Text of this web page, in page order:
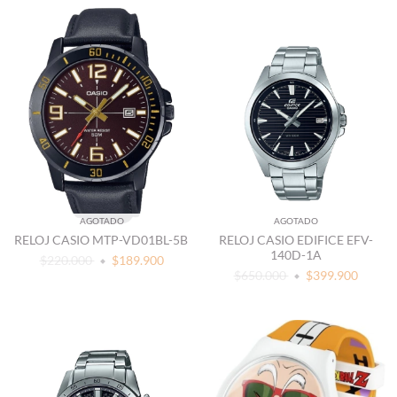
AGOTADO
RELOJ CASIO MTP-VD01BL-5B
$220.000
$189.900
AGOTADO
RELOJ CASIO EDIFICE EFV-
140D-1A
$650.000
$399.900